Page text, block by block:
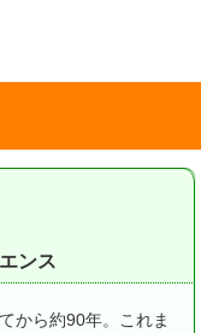
ンス
から約90年。
これま